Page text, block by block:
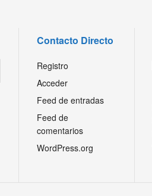
Contacto Directo
Registro
Acceder
Feed de entradas
Feed de
comentarios
WordPress.org